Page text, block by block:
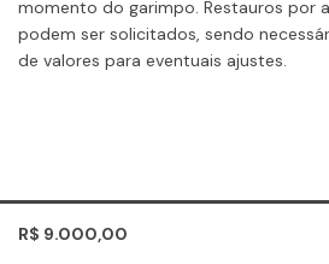
momento do garimpo. Restauros por
podem ser solicitados, sendo
de valores para eventuais ajustes.
R$ 9.000,00